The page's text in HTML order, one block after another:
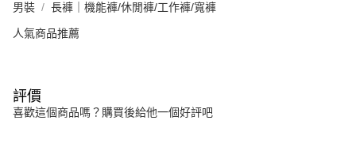
男裝 長褲｜機能褲/休閒褲/工作褲/寬褲
人氣商品推薦
評價
喜歡這個商品嗎？購買後給他一個好評吧